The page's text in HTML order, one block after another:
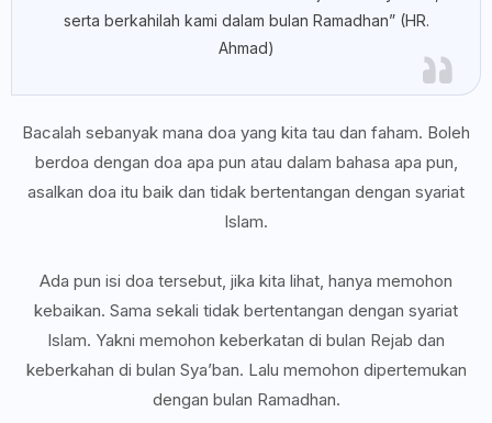
serta berkahilah kami dalam bulan Ramadhan” (HR.
Ahmad)
Bacalah sebanyak mana doa yang kita tau dan faham. Boleh
berdoa dengan doa apa pun atau dalam bahasa apa pun,
asalkan doa itu baik dan tidak bertentangan dengan syariat
Islam.
Ada pun isi doa tersebut, jika kita lihat, hanya memohon
kebaikan. Sama sekali tidak bertentangan dengan syariat
Islam. Yakni memohon keberkatan di bulan Rejab dan
keberkahan di bulan Sya’ban. Lalu memohon dipertemukan
dengan bulan Ramadhan.